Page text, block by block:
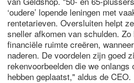
‘oudere’ lopende leningen met
rentetarieven. Oversluiten helpt
sneller afkomen van schulden.
financiële ruimte creëren,
naderen. De voordelen zijn goed
rekenvoorbeelden die we onlangs
hebben geplaatst," aldus de CEO.